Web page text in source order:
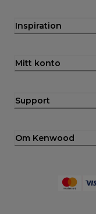
Inspiration
Mitt konto
Support
Om Kenwood